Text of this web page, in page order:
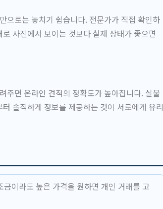
으로는 놓치기 쉽습니다. 전문가가 직접 확인하
사진에서 보이는 것보다 실제 상태가 좋으면
주면 온라인 견적의 정확도가 높아집니다. 실물
솔직하게 정보를 제공하는 것이 서로에게 유리
이라도 높은 가격을 원하면 개인 거래를 고